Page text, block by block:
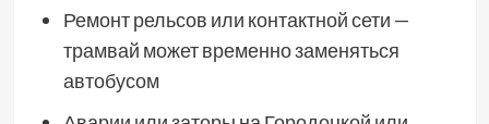
Ремонт рельсов или контактной сети —
трамвай может временно заменяться
автобусом